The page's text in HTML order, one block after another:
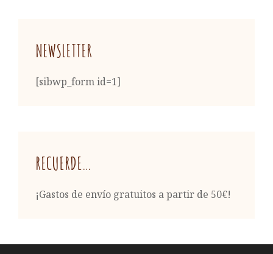
NEWSLETTER
[sibwp_form id=1]
RECUERDE…
¡Gastos de envío gratuitos a partir de 50€!